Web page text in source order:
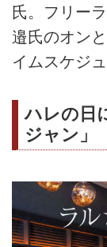
氏。フリー
邉氏のオン
イムスケジ
ハレの日
ジャン」